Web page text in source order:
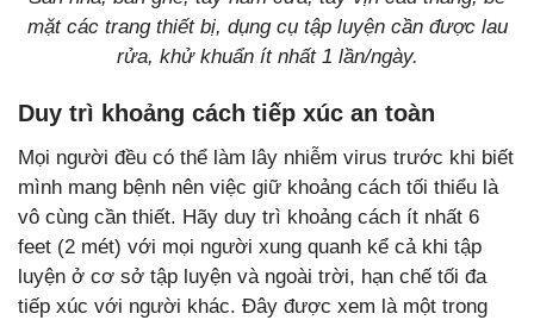
mặt các trang thiết bị, dụng cụ tập luyện cần được lau
rửa, khử khuẩn ít nhất 1 lần/ngày.
Duy trì khoảng cách tiếp xúc an toàn
Mọi người đều có thể làm lây nhiễm virus trước khi biết
mình mang bệnh nên việc giữ khoảng cách tối thiểu là
vô cùng cần thiết. Hãy duy trì khoảng cách ít nhất 6
feet (2 mét) với mọi người xung quanh kể cả khi tập
luyện ở cơ sở tập luyện và ngoài trời, hạn chế tối đa
tiếp xúc với người khác. Đây được xem là một trong